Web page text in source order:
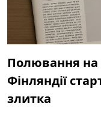
Полювання на
Фінляндії
злитка